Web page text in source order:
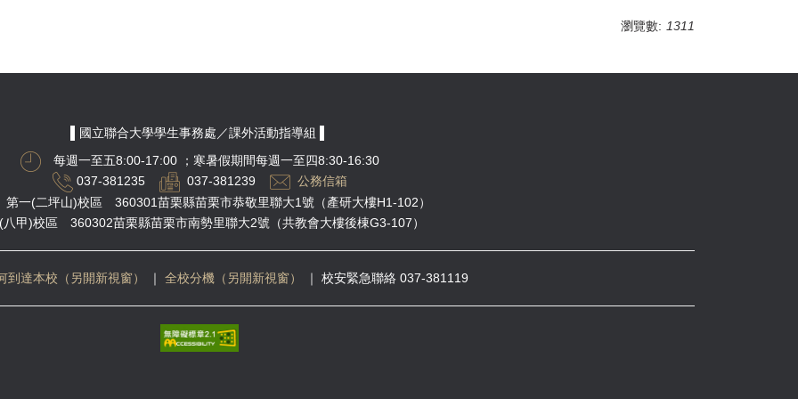
瀏覽數: 1311
▌國立聯合大學學生事務處／課外活動指導組 ▌
每週一至五8:00-17:00
；寒暑假期間每週一至四8:30-16:30
037-381235
037-381239
公務信箱
第一(二坪山)校區 360301苗栗縣苗栗市恭敬里聯大1號（產研大樓H1-102）
八甲)校區 360302苗栗縣苗栗市南勢里聯大2號（共教會大樓後棟G3-107）
到達本校（另開新視窗） ｜ 全校分機（另開新視窗） ｜ 校安緊急聯絡 037-381119